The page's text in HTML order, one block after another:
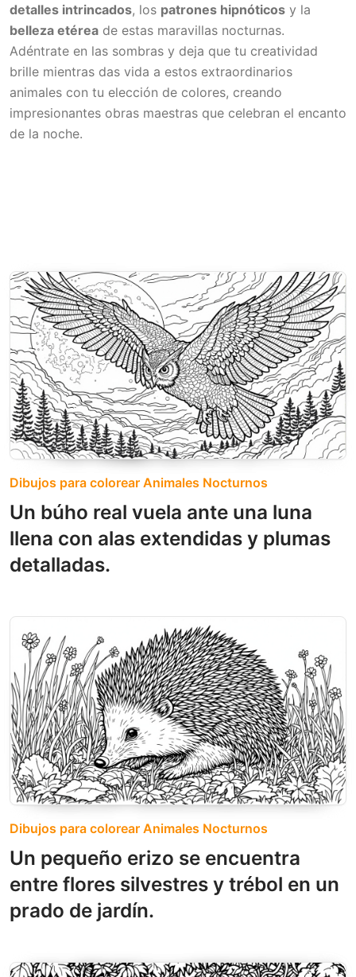
detalles intrincados, los patrones hipnóticos y la
belleza etérea de estas maravillas nocturnas.
Adéntrate en las sombras y deja que tu creatividad
brille mientras das vida a estos extraordinarios
animales con tu elección de colores, creando
impresionantes obras maestras que celebran el encanto
de la noche.
Dibujos para colorear Animales Nocturnos
Un búho real vuela ante una luna
llena con alas extendidas y plumas
detalladas.
Dibujos para colorear Animales Nocturnos
Un pequeño erizo se encuentra
entre flores silvestres y trébol en un
prado de jardín.